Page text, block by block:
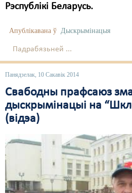
Рэспублікі Беларусь.
Апублікавана ў Дыскрымінацыя
Падрабязьней ...
Панядзелак, 10 Сакавік 2014
Свабодны прафсаюз
дыскрымінацыі на
(відэа)